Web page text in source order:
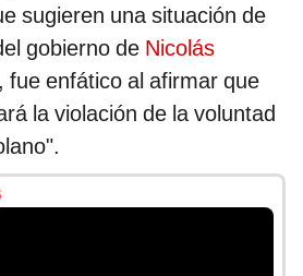
sugieren una situación de
gobierno de Nicolás
fue enfático al afirmar que
la violación de la voluntad